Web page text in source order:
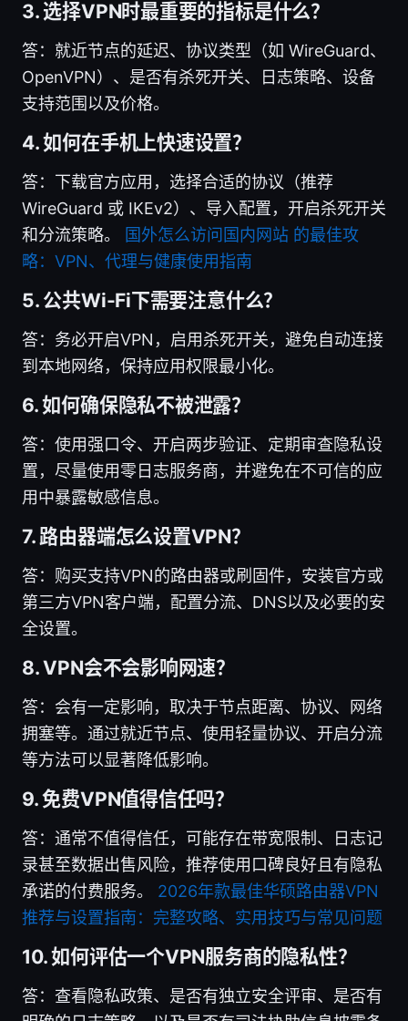
3. 选择VPN时最重要的指标是什么？
答：就近节点的延迟、协议类型（如 WireGuard、
OpenVPN）、是否有杀死开关、日志策略、设备
支持范围以及价格。
4. 如何在手机上快速设置？
答：下载官方应用，选择合适的协议（推荐
WireGuard 或 IKEv2）、导入配置，开启杀死开关
和分流策略。
国外怎么访问国内网站 的最佳攻
略：VPN、代理与健康使用指南
5. 公共Wi-Fi下需要注意什么？
答：务必开启VPN，启用杀死开关，避免自动连接
到本地网络，保持应用权限最小化。
6. 如何确保隐私不被泄露？
答：使用强口令、开启两步验证、定期审查隐私设
置，尽量使用零日志服务商，并避免在不可信的应
用中暴露敏感信息。
7. 路由器端怎么设置VPN？
答：购买支持VPN的路由器或刷固件，安装官方或
第三方VPN客户端，配置分流、DNS以及必要的安
全设置。
8. VPN会不会影响网速？
答：会有一定影响，取决于节点距离、协议、网络
拥塞等。通过就近节点、使用轻量协议、开启分流
等方法可以显著降低影响。
9. 免费VPN值得信任吗？
答：通常不值得信任，可能存在带宽限制、日志记
录甚至数据出售风险，推荐使用口碑良好且有隐私
承诺的付费服务。 2026年款最佳华硕路由器VPN
推荐与设置指南：完整攻略、实用技巧与常见问题
10. 如何评估一个VPN服务商的隐私性？
答：查看隐私政策、是否有独立安全评审、是否有